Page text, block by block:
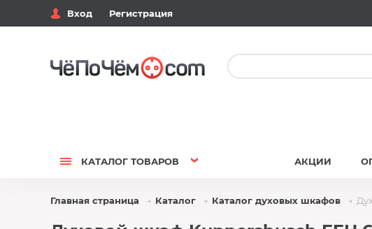
Вход Регистрация
КАТАЛОГ ТОВАРОВ АКЦИИ
Главная страница Каталог Каталог духовых шкафов